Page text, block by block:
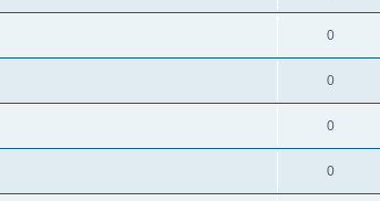
0
0
0
0